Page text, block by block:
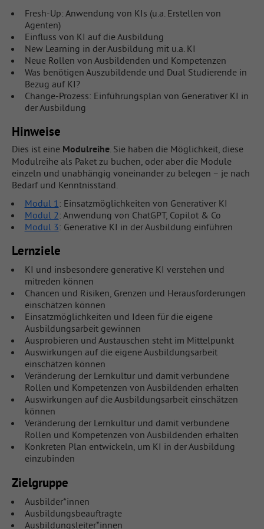
Fresh-Up: Anwendung von KIs (u.a. Erstellen von
Agenten)
Einfluss von KI auf die Ausbildung
New Learning in der Ausbildung mit u.a. KI
Neue Rollen von Ausbildenden und Kompetenzen
Was benötigen Auszubildende und Dual Studierende in
Bezug auf KI?
Change-Prozess: Einführungsplan von Generativer KI in
der Ausbildung
Hinweise
Dies ist eine Modulreihe. Sie haben die Möglichkeit, diese
Modulreihe als Paket zu buchen, oder aber die Module
einzeln und unabhängig voneinander zu belegen – je nach
Bedarf und Kenntnisstand.
Modul 1 : Einsatzmöglichkeiten von Generativer KI
Modul 2: Anwendung von ChatGPT, Copilot & Co
Modul 3: Generative KI in der Ausbildung einführen
Lernziele
KI und insbesondere generative KI verstehen und
mitreden können
Chancen und Risiken, Grenzen und Herausforderungen
einschätzen können
Einsatzmöglichkeiten und Ideen für die eigene
Ausbildungsarbeit gewinnen
Ausprobieren und Austauschen steht im Mittelpunkt
Auswirkungen auf die eigene Ausbildungsarbeit
einschätzen können
Veränderung der Lernkultur und damit verbundene
Rollen und Kompetenzen von Ausbildenden erhalten
Auswirkungen auf die Ausbildungsarbeit einschätzen
können
Veränderung der Lernkultur und damit verbundene
Rollen und Kompetenzen von Ausbildenden erhalten
Konkreten Plan entwickeln, um KI in der Ausbildung
einzubinden
Zielgruppe
Ausbilder*innen
Ausbildungsbeauftragte
Ausbildungsleiter*innen